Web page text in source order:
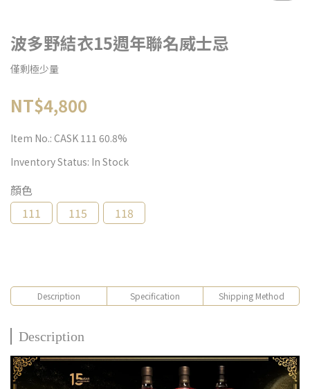
波多野結衣15週年聯名威士忌
僅剩極少量
NT$4,800
Item No.: CASK 111 60.8%
Inventory Status: In Stock
顏色
111
115 118
Description Specification Shipping Method
Description